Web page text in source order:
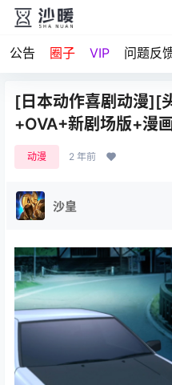
公告 圈子 VIP 问题反
[日本动作喜剧动漫][
+OVA+新剧场版+漫
动漫 2 年前
沙皇